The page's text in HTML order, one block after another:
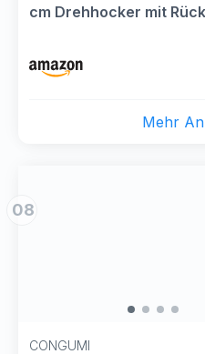
cm Drehhocker mit
Massage Büro Salon
Mehr
08
CONGUMI